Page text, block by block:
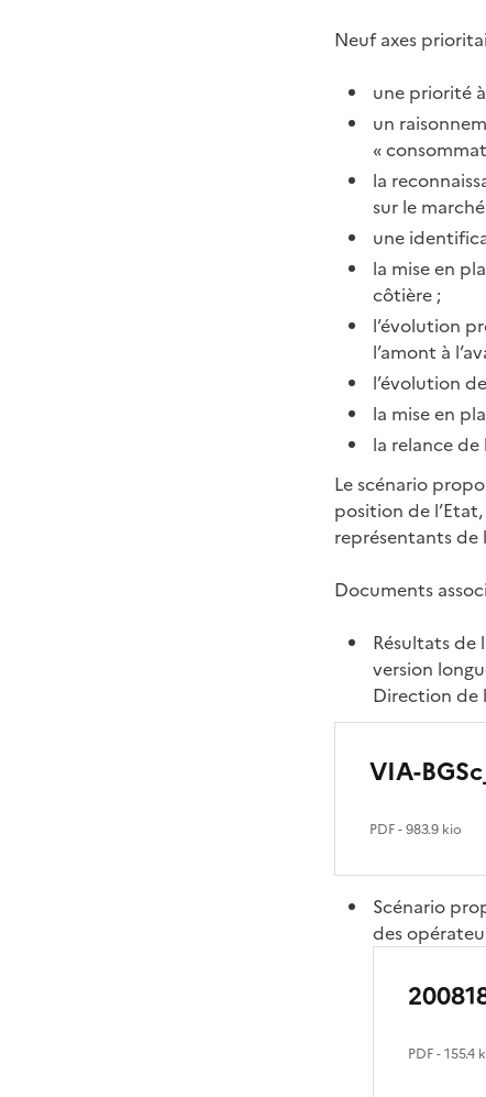
Neuf axes
une priorité
un
«
la
sur le
une
la mise en
côtière ;
l’évolution
l’amont à
l’évolution
la mise en
la relance de
Le scénario
position de
représentants de
Documents
Résultats de
version
Direction de
VIA-
PDF- 983.9 kio
Scénario
des
PDF- 155.4